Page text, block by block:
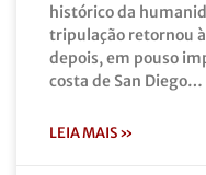
histórico da
tripulação retornou
depois, em pouso
costa de San Diego…
LEIA MAIS »